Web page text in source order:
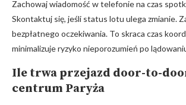
Zachowaj wiadomość w telefonie na czas
Skontaktuj się, jeśli status lotu ulega zmianie.
bezpłatnego oczekiwania. To skraca czas
minimalizuje ryzyko nieporozumień po
Ile trwa przejazd door-to-
centrum Paryża